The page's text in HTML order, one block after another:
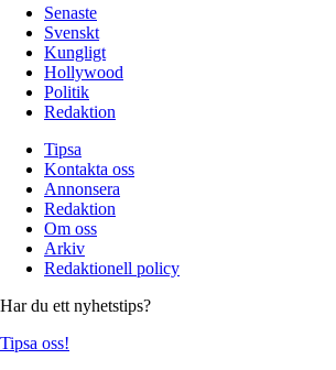
Senaste
Svenskt
Kungligt
Hollywood
Politik
Redaktion
Tipsa
Kontakta oss
Annonsera
Redaktion
Om oss
Arkiv
Redaktionell policy
Har du ett nyhetstips?
Tipsa oss!